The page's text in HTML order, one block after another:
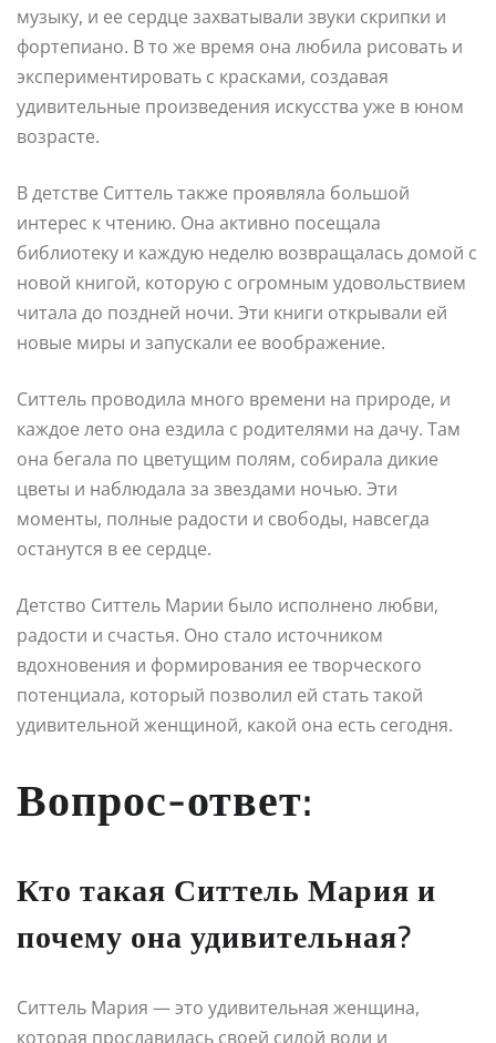
музыку, и ее сердце захватывали звуки скрипки и
фортепиано. В то же время она любила рисовать и
экспериментировать с красками, создавая
удивительные произведения искусства уже в юном
возрасте.
В детстве Ситтель также проявляла большой
интерес к чтению. Она активно посещала
библиотеку и каждую неделю возвращалась домой с
новой книгой, которую с огромным удовольствием
читала до поздней ночи. Эти книги открывали ей
новые миры и запускали ее воображение.
Ситтель проводила много времени на природе, и
каждое лето она ездила с родителями на дачу. Там
она бегала по цветущим полям, собирала дикие
цветы и наблюдала за звездами ночью. Эти
моменты, полные радости и свободы, навсегда
останутся в ее сердце.
Детство Ситтель Марии было исполнено любви,
радости и счастья. Оно стало источником
вдохновения и формирования ее творческого
потенциала, который позволил ей стать такой
удивительной женщиной, какой она есть сегодня.
Вопрос-ответ:
Кто такая Ситтель Мария и
почему она удивительная?
Ситтель Мария — это удивительная женщина,
которая прославилась своей силой воли и